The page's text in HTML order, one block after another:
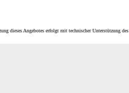
dieses Angebotes erfolgt mit technischer Unterstützung des